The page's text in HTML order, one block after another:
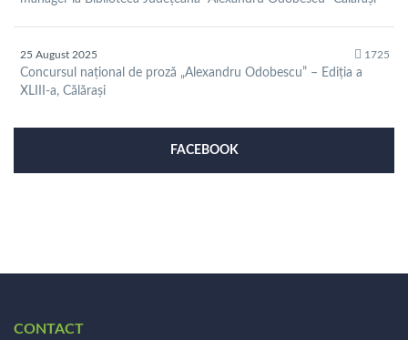
25 August 2025 1725
Concursul național de proză „Alexandru Odobescu” – Ediția a
XLIII-a, Călărași
FACEBOOK
CONTACT